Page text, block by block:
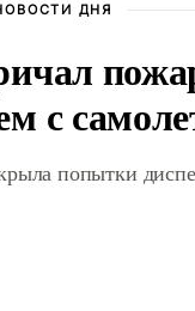
ДНЯ
с
попытки